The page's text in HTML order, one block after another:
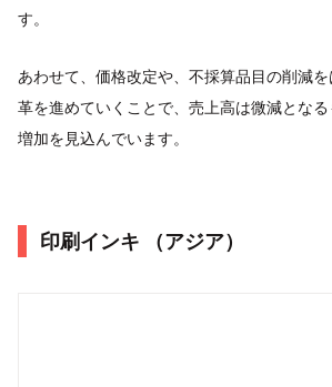
す。
あわせて、価格改定や、不採算品目の削減
革を進めていくことで、売上高は微減とな
増加を見込んでいます。
印刷インキ （アジア）